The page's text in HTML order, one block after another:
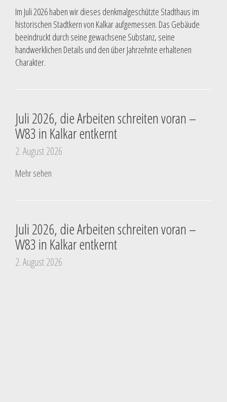
Im Juli 2026 haben wir dieses denkmalgeschützte Stadthaus im
historischen Stadtkern von Kalkar aufgemessen. Das Gebäude
beeindruckt durch seine gewachsene Substanz, seine
handwerklichen Details und den über Jahrzehnte erhaltenen
Charakter.
Juli 2026, die Arbeiten schreiten voran –
W83 in Kalkar entkernt
2. August 2026
Mehr sehen
Juli 2026, die Arbeiten schreiten voran –
W83 in Kalkar entkernt
2. August 2026